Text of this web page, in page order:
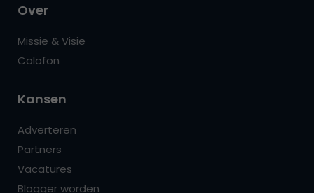
Over
Missie & Visie
Colofon
Kansen
Adverteren
Partners
Vacatures
Blogger worden